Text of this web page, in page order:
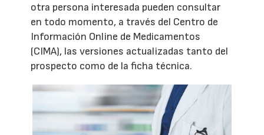
otra persona interesada pueden consultar
en todo momento, a través del Centro de
Información Online de Medicamentos
(CIMA), las versiones actualizadas tanto del
prospecto como de la ficha técnica.